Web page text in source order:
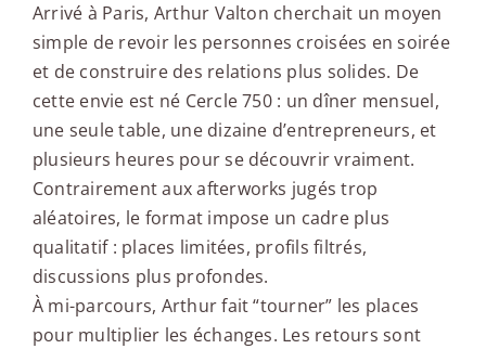
Arrivé à Paris, Arthur Valton cherchait un moyen
simple de revoir les personnes croisées en soirée
et de construire des relations plus solides. De
cette envie est né Cercle 750 : un dîner mensuel,
une seule table, une dizaine d’entrepreneurs, et
plusieurs heures pour se découvrir vraiment.
Contrairement aux afterworks jugés trop
aléatoires, le format impose un cadre plus
qualitatif : places limitées, profils filtrés,
discussions plus profondes.
À mi-parcours, Arthur fait “tourner” les places
pour multiplier les échanges. Les retours sont